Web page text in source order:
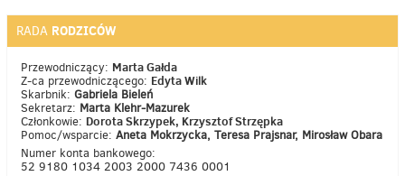
RADA RODZICÓW
Przewodniczący: Marta Gałda
Z-ca przewodniczącego: Edyta Wilk
Skarbnik: Gabriela Bieleń
Sekretarz: Marta Klehr-Mazurek
Członkowie: Dorota Skrzypek, Krzysztof Strzępka
Pomoc/wsparcie: Aneta Mokrzycka, Teresa Prajsnar, Mirosław Obara
Numer konta bankowego:
52 9180 1034 2003 2000 7436 0001